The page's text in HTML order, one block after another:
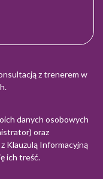
z trenerem w
danych osobowych
oraz
Klauzulą Informacyjną
ich treść.